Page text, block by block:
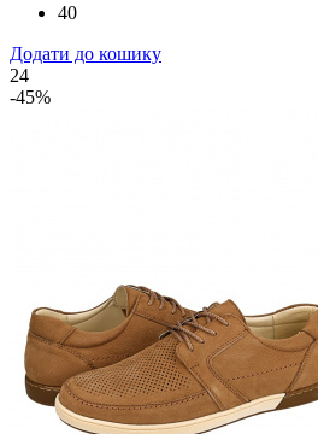
40
Додати до кошику
24
-45%